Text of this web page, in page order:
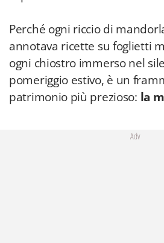
Perché ogni riccio di
annotava ricette su foglietti
ogni chiostro immerso nel
pomeriggio estivo, è un
patrimonio più prezioso: la
Adv